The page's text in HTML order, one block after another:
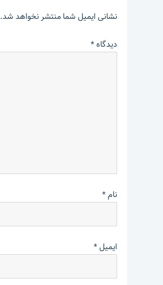
نشانی ایمیل شما منتشر نخواهد شد.
دیدگاه*
نام*
ایمیل*